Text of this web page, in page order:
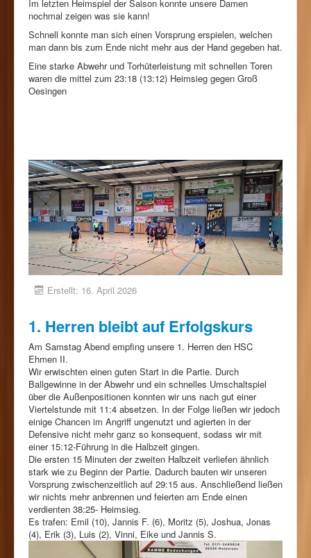
Förderkreis
Sponsoren
Im letzten Heimspiel der Saison konnte unsere Damen
nochmal zeigen was sie kann!
Schnell konnte man sich einen Vorsprung erspielen, welchen
man dann bis zum Ende nicht mehr aus der Hand gegeben hat.
Eine starke Abwehr und Torhüterleistung mit schnellen Toren
waren die mittel zum 23:18 (13:12) Heimsieg gegen Groß
Oesingen
Erstellt: 16. April 2026
1. Herren bleibt auf Erfolgskurs
Am Samstag Abend empfing unsere 1. Herren den HSC
Ehmen II.
Wir erwischten einen guten Start in die Partie. Durch
Ballgewinne in der Abwehr und ein schnelles Umschaltspiel
über die Außenpositionen konnten wir uns nach gut einer
Viertelstunde mit 11:4 absetzen. In der Folge ließen wir jedoch
einige Chancen im Angriff ungenutzt und agierten in der
Defensive nicht mehr ganz so konsequent, sodass wir mit
einer 15:12-Führung in die Halbzeit gingen.
Die ersten 15 Minuten der zweiten Halbzeit verliefen ähnlich
stark wie zu Beginn der Partie. Dadurch bauten wir unseren
Vorsprung zwischenzeitlich auf 29:15 aus. Anschließend ließen
wir nichts mehr anbrennen und feierten am Ende einen
verdienten 38:25- Heimsieg.
Es trafen: Emil (10), Jannis F. (6), Moritz (5), Joshua, Jonas
(4), Erik (3), Luis (2), Vinni, Eike und Jannis S.